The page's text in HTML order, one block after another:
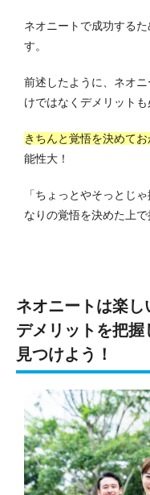
ネオニートで成功する
す。
前述したように、ネオ
けではなくデメリットも
きちんと覚悟を決めて
能性大！
「ちょっとやそっとじ
なりの覚悟を決めた上
ネオニートは楽し
デメリットを把
見つけよう！